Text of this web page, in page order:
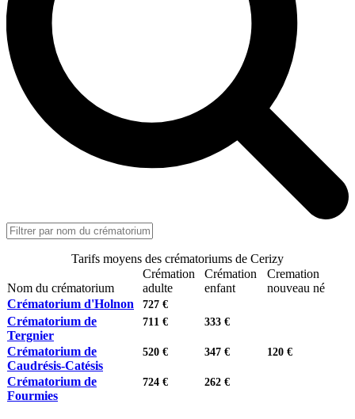
Tarifs moyens des crématoriums de Cerizy
Nom du crématorium
Crémation
adulte
Crémation
enfant
Cremation
nouveau né
Crématorium d'Holnon
727 €
Crématorium de
Tergnier
711 € 333 €
Crématorium de
Caudrésis-Catésis
520 € 347 € 120 €
Crématorium de
Fourmies
724 € 262 €